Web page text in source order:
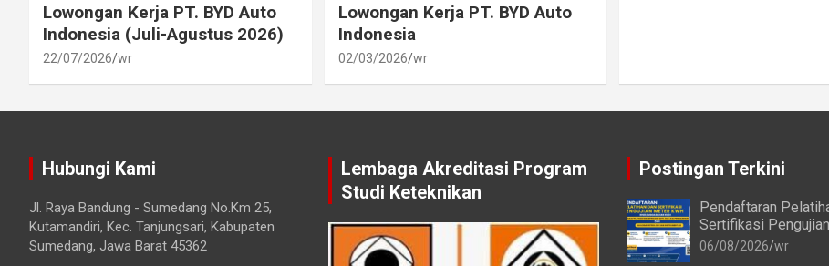
Lowongan Kerja PT. BYD Auto
Indonesia (Juli-Agustus 2026)
22/07/2026 wr
Lowongan Kerja PT. BYD Auto
Indonesia
02/03/2026 wr
Hubungi Kami
Jl. Raya Bandung - Sumedang No.Km 25,
Kutamandiri, Kec. Tanjungsari, Kabupaten
Sumedang, Jawa Barat 45362
Lembaga Akreditasi Program
Studi Keteknikan
Postingan Terkini
Pendaftaran
Sertifikasi
kWh bagi
06/08/2026 wr